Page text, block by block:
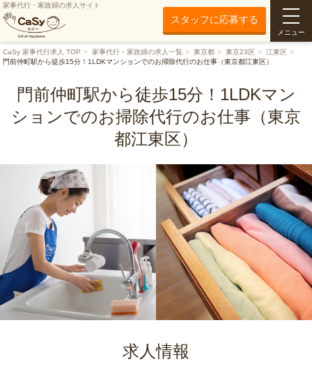
家事代行・家政婦の求人サイト
スタッフに応募する
メニュー
CaSy 家事代行求人 TOP 家事代行・家政婦の求人一覧 東京都 東京23区
江東区
門前仲町駅から徒歩15分！1LDKマンションでのお掃除代行のお仕事（東京都江東区）
門前仲町駅から徒歩15分！1LDKマン
ションでのお掃除代行のお仕事（東京
都江東区）
求人情報